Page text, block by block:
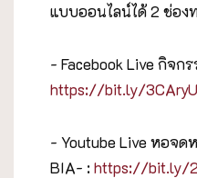
แบบออนไลน์ได้ 2 ช่อง
- Facebook Live กิจก
https://bit.ly/
- Youtube Live หอจ
BIA- :https://bit.ly/